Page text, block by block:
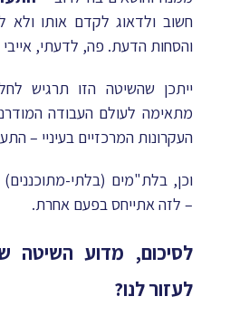
חשוב ולדאוג לקדם אותו ולא
והסחות הדעת. פה, לדעתי, אייבי
ייתכן שהשיטה הזו תרגיש
מתאימה לעולם העבודה
העקרונות המרכזיים בעיניי –
וכן, בלת"מים (בלתי-
– לזה אתייחס בפעם אחרת.
לסיכום, מדוע השיטה
לעזור לנו?